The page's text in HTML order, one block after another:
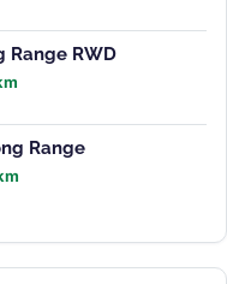
Range RWD
Range